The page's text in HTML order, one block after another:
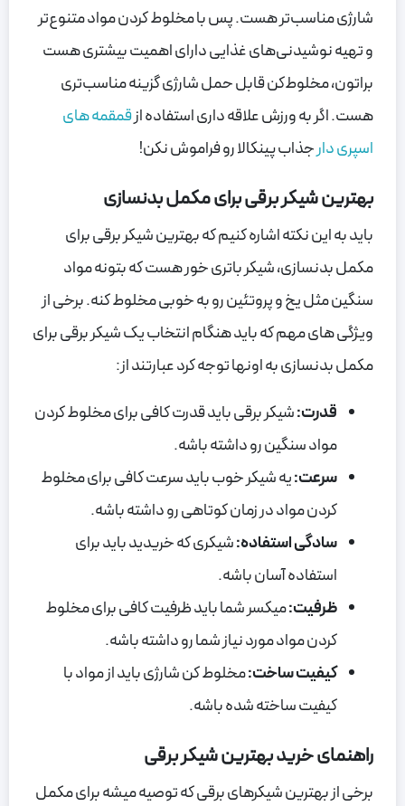
شارژی مناسب‌تر هست. پس با مخلوط کردن مواد متنوع‌تر
و تهیه نوشیدنی‌های غذایی دارای اهمیت بیشتری هست
براتون، مخلوط‌کن قابل حمل شارژی گزینه مناسب‌تری
هست. اگر به ورزش علاقه داری استفاده ازقمقمه های
اسپری دارجذاب پینکالا رو فراموش نکن!
بهترین شیکر برقی برای مکمل بدنسازی
باید به این نکته اشاره کنیم که بهترین شیکر برقی برای
مکمل بدنسازی، شیکر باتری خور هست که بتونه مواد
سنگین مثل یخ و پروتئین رو به خوبی مخلوط کنه. برخی از
ویژگی های مهم که باید هنگام انتخاب یک شیکر برقی برای
مکمل بدنسازی به اونها توجه کرد عبارتند از:
قدرت:شیکر برقی باید قدرت کافی برای مخلوط کردن
مواد سنگین رو داشته باشه.
سرعت:یه شیکر خوب باید سرعت کافی برای مخلوط
کردن مواد در زمان کوتاهی رو داشته باشه.
سادگی استفاده:شیکری که خریدید باید برای
استفاده آسان باشه.
ظرفیت:میکسر شما باید ظرفیت کافی برای مخلوط
کردن مواد مورد نیاز شما رو داشته باشه.
کیفیت ساخت:مخلوط کن شارژی باید از مواد با
کیفیت ساخته شده باشه.
راهنمای خرید بهترین شیکر برقی
برخی از بهترین شیکرهای برقی که توصیه میشه برای مکمل